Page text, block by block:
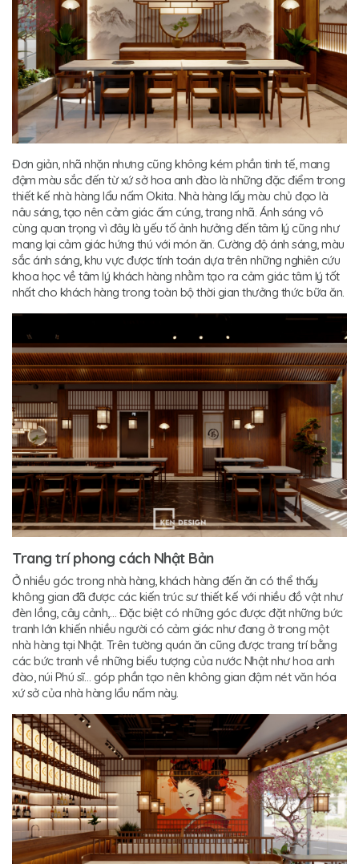
Đơn giản, nhã nhặn nhưng cũng không kém phần tinh tế, mang
đậm màu sắc đến từ xứ sở hoa anh đào là những đặc điểm trong
thiết kế nhà hàng lẩu nấm Okita. Nhà hàng lấy màu chủ đạo là
nâu sáng, tạo nên cảm giác ấm cúng, trang nhã. Ánh sáng vô
cùng quan trọng vì đây là yếu tố ảnh hưởng đến tâm lý cũng như
mang lại cảm giác hứng thú với món ăn. Cường độ ánh sáng, màu
sắc ánh sáng, khu vực được tính toán dựa trên những nghiên cứu
khoa học về tâm lý khách hàng nhằm tạo ra cảm giác tâm lý tốt
nhất cho khách hàng trong toàn bộ thời gian thưởng thức bữa ăn.
Trang trí phong cách Nhật Bản
Ở nhiều góc trong nhà hàng, khách hàng đến ăn có thể thấy
không gian đã được các kiến trúc sư thiết kế với nhiều đồ vật như
đèn lồng, cây cảnh,… Đặc biệt có những góc được đặt những bức
tranh lớn khiến nhiều người có cảm giác như đang ở trong một
nhà hàng tại Nhật. Trên tường quán ăn cũng được trang trí bằng
các bức tranh về những biểu tượng của nước Nhật như hoa anh
đào, núi Phú sĩ… góp phần tạo nên không gian đậm nét văn hóa
xứ sở của nhà hàng lẩu nấm này.